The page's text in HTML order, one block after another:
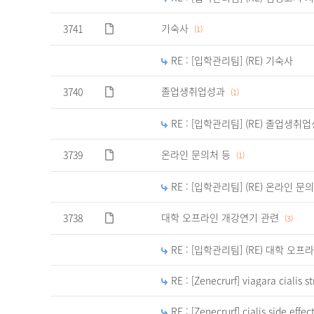
조
수,
하
표
3741 기숙사 (1)
RE : [입학관리팀] (RE) 기숙사
3740 졸업생취업성과 (1)
RE : [입학관리팀] (RE) 졸업생취업
3739 온라인 문의처 등 (1)
RE : [입학관리팀] (RE) 온라인 문
3738 대학 오프라인 개강연기 관련 (3)
RE : [입학관리팀] (RE) 대학 오프
RE : [Zenecrurf] viagara cialis
RE : [Zenecrurf] cialis side effect